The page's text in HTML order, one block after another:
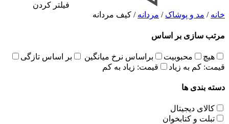
فیلتر کردن
خانه / مد و پوشاک / مردانه / کیف مردانه
مرتب سازی بر اساس
هیچ محبوبیت براساس نرخ میانگین
بر اساس تازگی
قیمت: کم به زیاد
قیمت: زیاد به کم
دسته بندی ها
کالای دیجیتال
تبلت و کتابخوان